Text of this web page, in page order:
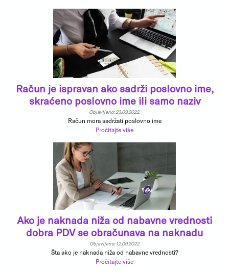
Račun je ispravan ako sadrži poslovno ime,
skraćeno poslovno ime ili samo naziv
Objavljeno: 23.09.2022.
Račun mora sadržati poslovno ime
Pročitajte više
Ako je naknada niža od nabavne vrednosti
dobra PDV se obračunava na naknadu
Objavljeno: 12.09.2022.
Šta ako je naknada niža od nabavne vrednosti?
Pročitajte više